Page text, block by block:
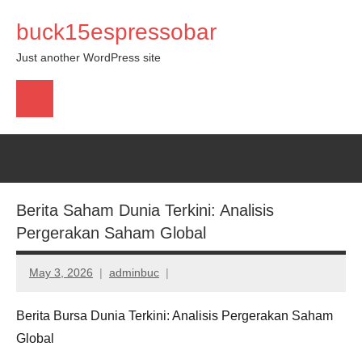
content
buck15espressobar
Just another WordPress site
Berita Saham Dunia Terkini: Analisis
Pergerakan Saham Global
May 3, 2026 adminbuc
Berita Bursa Dunia Terkini: Analisis Pergerakan Saham
Global